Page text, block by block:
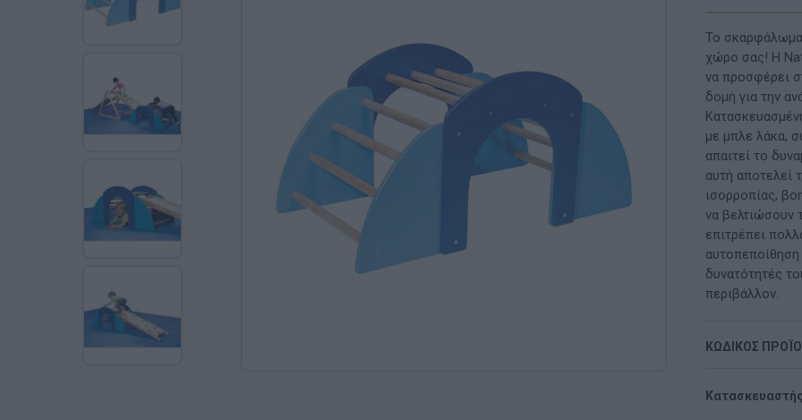
Ανακαλύπτοντας τα Μαθηματικά
Φυσικές Επιστήμες
Ανακαλύπτοντας το Χρόνο
ΠΑΖΛ & ΣΦΗΝΏΜΑΤΑ
ΚΑΤΑΣΚΕΥΈΣ-STEM
ΈΠΙΠΛΑ & ΕΞΟΠΛΙΣΜΌΣ
Βασικός εξοπλισμός & Μονάδες
Μαλακή Γωνιά
Παιδικό Δωμάτιο
ΠΑΙΔΑΓΩΓΙΚΌ ΥΛΙΚΌ ΓΙΑ ΕΝΉΛΙΚΕΣ
ΠΑΙΧΝΊΔΙΑ ΕΞΩΤΕΡΙΚΟΎ ΧΏΡΟΥ
Το σκαρφάλωμα
χώρο σας! Η
να προσφέρει
δομή για την
με μπλε λάκα,
απαιτεί το
αυτή αποτελεί
ισορροπίας,
να βελτιώσουν
επιτρέπει
αυτοπεποίθηση
δυνατότητές
περιβάλλον.
ΚΩΔΙΚΟΣ